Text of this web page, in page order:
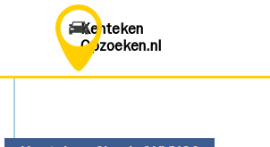
Kenteken
Opzoeken.nl